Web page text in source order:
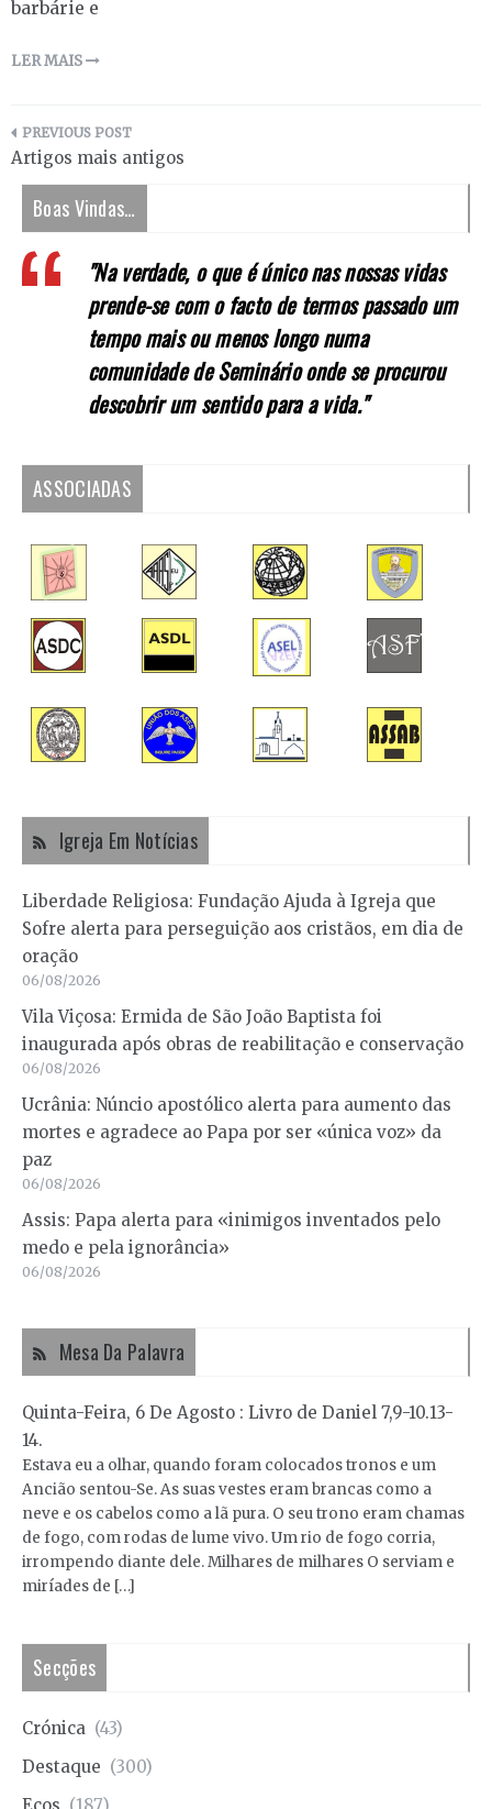
barbárie e
LER MAIS
Navegação
de
artigos
Artigos mais antigos
Boas Vindas…
"Na verdade, o que é único nas nossas vidas
prende-se com o facto de termos passado um
tempo mais ou menos longo numa
comunidade de Seminário onde se procurou
descobrir um sentido para a vida."
ASSOCIADAS
Igreja Em Notícias
Liberdade Religiosa: Fundação Ajuda à Igreja que
Sofre alerta para perseguição aos cristãos, em dia de
oração
06/08/2026
Vila Viçosa: Ermida de São João Baptista foi
inaugurada após obras de reabilitação e conservação
06/08/2026
Ucrânia: Núncio apostólico alerta para aumento das
mortes e agradece ao Papa por ser «única voz» da
paz
06/08/2026
Assis: Papa alerta para «inimigos inventados pelo
medo e pela ignorância»
06/08/2026
Mesa Da Palavra
Quinta-Feira, 6 De Agosto : Livro de Daniel 7,9-10.13-
14.
Estava eu a olhar, quando foram colocados tronos e um
Ancião sentou-Se. As suas vestes eram brancas como a
neve e os cabelos como a lã pura. O seu trono eram chamas
de fogo, com rodas de lume vivo. Um rio de fogo corria,
irrompendo diante dele. Milhares de milhares O serviam e
miríades de […]
Secções
Crónica (43)
Destaque (300)